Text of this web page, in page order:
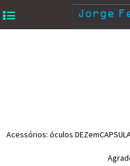
4
Acessórios: óculos